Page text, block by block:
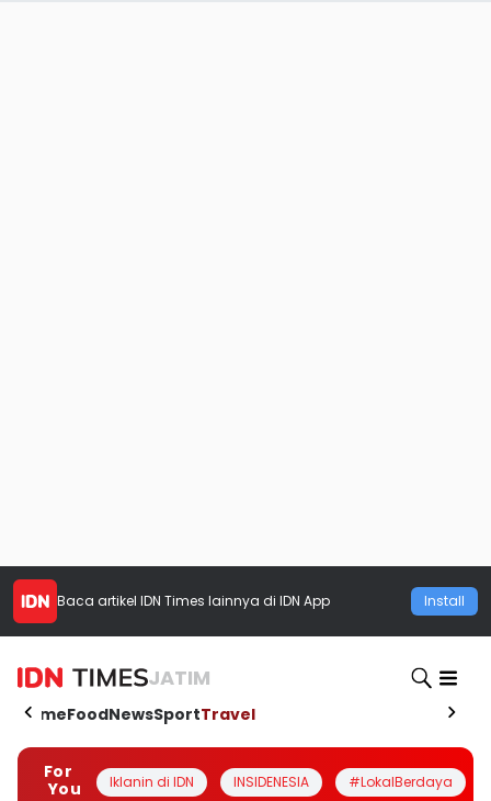
Baca artikel IDN Times lainnya di IDN App Install
JATIM
HomeFoodNewsSportTravel
For
You
Iklanin di IDN INSIDENESIA #LokalBerdaya